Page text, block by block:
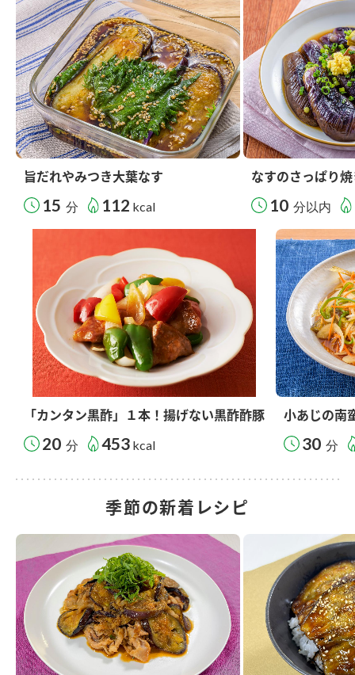
旨だれやみつき大葉なす
15 分 112 kcal
なすのさっぱり
10 分以内
「カンタン黒酢」１本！揚げない黒酢酢豚
20 分 453 kcal
小あじの南
30 分
季節の新着レシピ